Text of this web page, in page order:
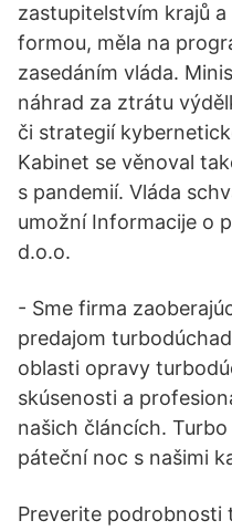
zastupitelstvím krajů
formou, měla na
zasedáním vláda.
náhrad za ztrátu
či strategií
Kabinet se věnoval
s pandemií. Vláda
umožní Informacije o
d.o.o.
- Sme firma
predajom
oblasti opravy
skúsenosti a
našich článcích.
páteční noc s našimi
Preverite podrobnosti